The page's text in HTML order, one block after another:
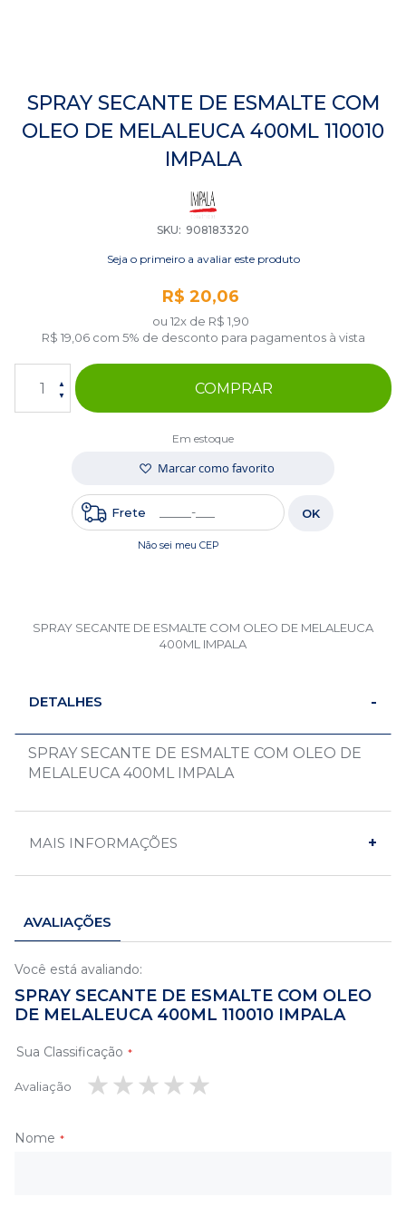
para
início
SPRAY SECANTE DE ESMALTE COM
OLEO DE MELALEUCA 400ML 110010
IMPALA
SKU 908183320
Seja o primeiro a avaliar este produto
R$ 20,06
ou 12x de R$ 1,90
R$ 19,06 com 5% de desconto para pagamentos à vista
COMPRAR
Em estoque
Marcar como favorito
Frete OK
Não sei meu CEP
SPRAY SECANTE DE ESMALTE COM OLEO DE MELALEUCA
400ML IMPALA
DETALHES
SPRAY SECANTE DE ESMALTE COM OLEO DE
MELALEUCA 400ML IMPALA
MAIS INFORMAÇÕES
AVALIAÇÕES
Você está avaliando:
SPRAY SECANTE DE ESMALTE COM OLEO
DE MELALEUCA 400ML 110010 IMPALA
Sua Classificação
Avaliação
Nome